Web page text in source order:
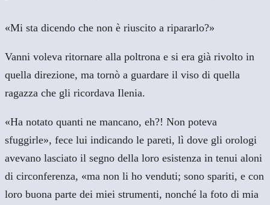
«Mi sta dicendo che non è riuscito a ripararlo?»
Vanni voleva ritornare alla poltrona e si era già rivolto in
quella direzione, ma tornò a guardare il viso di quella
ragazza che gli ricordava Ilenia.
«Ha notato quanti ne mancano, eh?! Non poteva
sfuggirle», fece lui indicando le pareti, lì dove gli orologi
avevano lasciato il segno della loro esistenza in tenui aloni
di circonferenza, «ma non li ho venduti; sono spariti, e con
loro buona parte dei miei strumenti, nonché la foto di mia